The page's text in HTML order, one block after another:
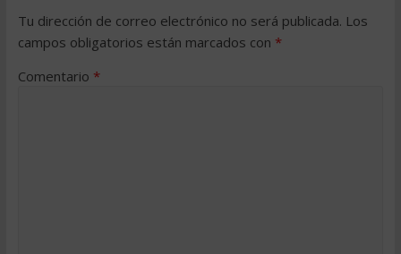
Tu dirección de correo electrónico no será publicada. Los
campos obligatorios están marcados con *
Comentario *